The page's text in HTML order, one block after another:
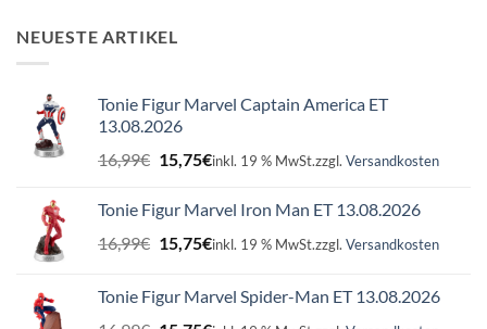
NEUESTE ARTIKEL
Tonie Figur Marvel Captain America ET
13.08.2026
16,99€ Ursprünglicher
Preis
16,99€
15,75€Aktueller
15,75€.
inkl. 19 % MwSt.zzgl. Versandkosten
Tonie Figur Marvel Iron Man ET 13.08.2026
16,99€ Ursprünglicher
Preis
16,99€
15,75€Aktueller
15,75€.
inkl. 19 % MwSt.zzgl. Versandkosten
Tonie Figur Marvel Spider-Man ET 13.08.2026
Ursprünglicher
Aktueller